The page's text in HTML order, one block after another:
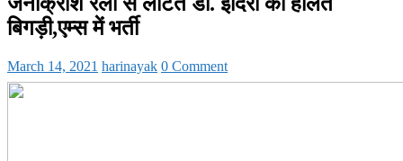
बिगड़ी,एम्स में भर्ती
March 14, 2021 harinayak 0 Comment